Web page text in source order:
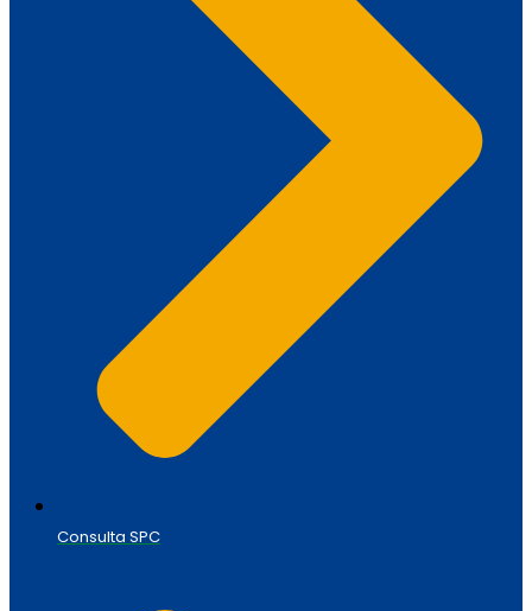
Consulta SPC